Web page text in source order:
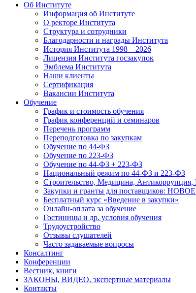
Об Институте
Информация об Институте
О ректоре Института
Структура и сотрудники
Благодарности и награды Института
История Института 1998 – 2026
Лицензия Института госзакупок
Эмблема Института
Наши клиенты
Сертификация
Вакансии Института
Обучение
График и стоимость обучения
График конференций и семинаров
Перечень программ
Переподготовка по закупкам
Обучение по 44-ФЗ
Обучение по 223-ФЗ
Обучение по 44-ФЗ + 223-ФЗ
Национальный режим по 44-ФЗ и 223-ФЗ
Строительство, Медицина,
Закупки и гранты для поставщиков:
Бесплатный курс «Введение в закупки»
Онлайн-оплата за обучение
Гостиницы и др. условия обучения
Трудоустройство
Отзывы слушателей
Часто задаваемые вопросы
Консалтинг
Конференции
Вестник, книги
ЗАКОНЫ, ВИДЕО, экспертные материалы
Контакты